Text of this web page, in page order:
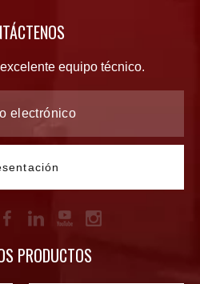
equipo técnico.
PRODUCTOS